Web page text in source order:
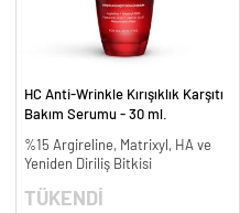
HC Anti-Wrinkle Kırışıklık Karşıtı
Bakım Serumu - 30 ml.
%15 Argireline, Matrixyl, HA ve
Yeniden Diriliş Bitkisi
TÜKENDİ